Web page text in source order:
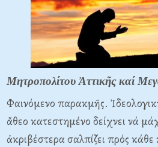
Μητροπολίτου Ἀττικῆς καί
Φαινόμενο παρακμῆς.
ἄθεο κατεστημένο δείχνει νά
ἀκριβέστερα σαλπίζει πρός